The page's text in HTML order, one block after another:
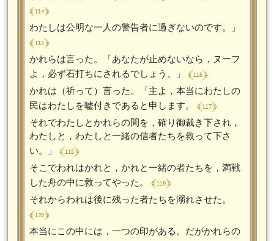
﴾ 114 ﴿
わたしは公明な一人の警告者に過ぎないのです。」
﴾ 115 ﴿
かれらは言った。「あなたが止めないなら，ヌーフ
よ，必ず石打ちにされるでしょう。」 ﴾ 116 ﴿
かれは（祈って）言った。「主よ，本当にわたしの
民はわたしを嘘付きであると申します。 ﴾ 117 ﴿
それでわたしとかれらの間を，確り御裁き下され，
わたしと，わたしと一緒の信者たちを救って下さ
い。」 ﴾ 118 ﴿
そこでわれはかれと，かれと一緒の者たちを，満戦
した舟の中に救ってやった。 ﴾ 119 ﴿
それからわれは後に残った者たちを溺れさせた。
﴾ 120 ﴿
本当にこの中には，一つの印がある。だがかれらの